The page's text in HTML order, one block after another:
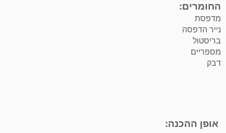
החומרים:
מדפסת
נייר הדפסה
בריסטול
מספריים
דבק
אופן ההכנה: